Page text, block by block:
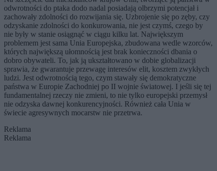
odwrotności do ptaka dodo nadal posiadają olbrzymi potencjał i
zachowały zdolności do rozwijania się. Uzbrojenie się po zęby, czy
odzyskanie zdolności do konkurowania, nie jest czymś, czego by
nie były w stanie osiągnąć w ciągu kilku lat. Największym
problemem jest sama Unia Europejska, zbudowana wedle wzorców,
których największą ułomnością jest brak konieczności dbania o
dobro obywateli. To, jak ją ukształtowano w dobie globalizacji
sprawia, że gwarantuje przewagę interesów elit, kosztem zwykłych
ludzi. Jest odwrotnością tego, czym stawały się demokratyczne
państwa w Europie Zachodniej po II wojnie światowej. I jeśli się tej
fundamentalnej rzeczy nie zmieni, to nie tylko europejski przemysł
nie odzyska dawnej konkurencyjności. Również cała Unia w
świecie agresywnych mocarstw nie przetrwa.
Reklama
Reklama